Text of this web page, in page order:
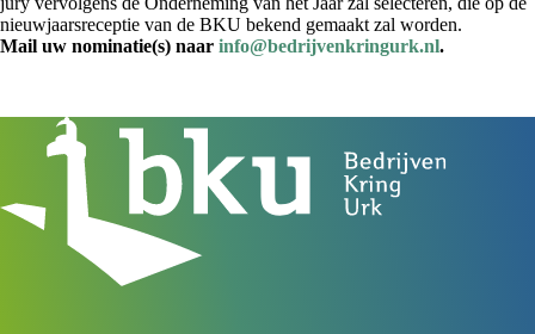
nieuwjaarsreceptie van de BKU bekend gemaakt zal worden.
Mail uw nominatie(s) naar info@bedrijvenkringurk.nl.